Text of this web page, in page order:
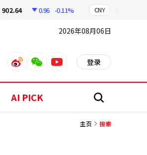
902.64 0.96 -0.11% CNY
2026年08月06日
weiboweixinyoutube 登录
AI PICK 搜
主页 搜索